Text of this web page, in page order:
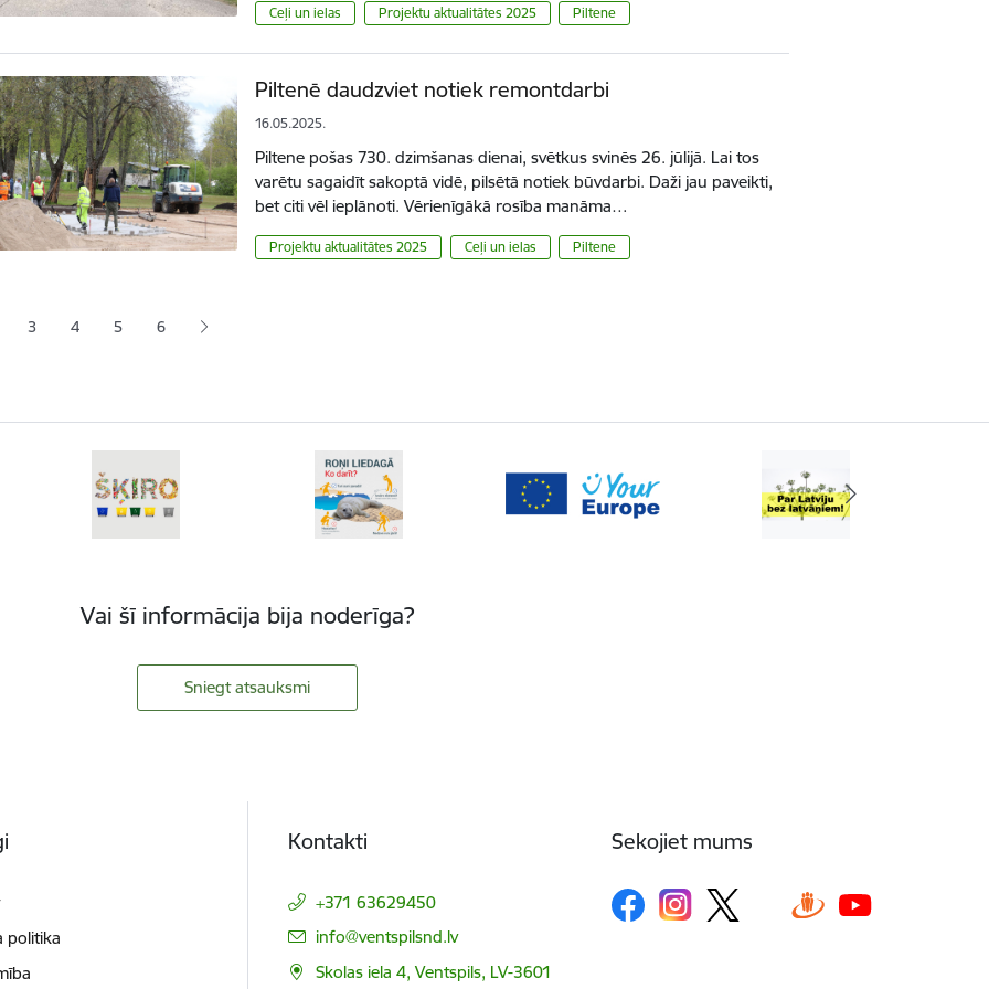
Ceļi un ielas Projektu aktualitātes 2025 Piltene
Piltenē daudzviet notiek remontdarbi
16.05.2025.
Piltene pošas 730. dzimšanas dienai, svētkus svinēs 26. jūlijā. Lai tos
varētu sagaidīt sakoptā vidē, pilsētā notiek būvdarbi. Daži jau paveikti,
bet citi vēl ieplānoti. Vērienīgākā rosība manāma…
Projektu aktualitātes 2025 Ceļi un ielas Piltene
lapaLapa
3 Lapa
4 Lapa
5 6
Vai šī informācija bija noderīga?
Sniegt atsauksmi
politika
Kontakti
+371 63629450
E-pasts:
info@ventspilsnd.lv
Skolas iela 4, Ventspils, LV-3601
Sekojiet mums